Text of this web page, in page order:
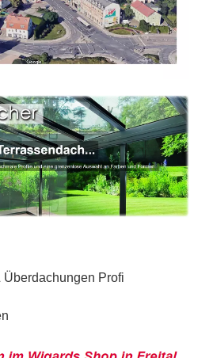
Überdachungen Profi